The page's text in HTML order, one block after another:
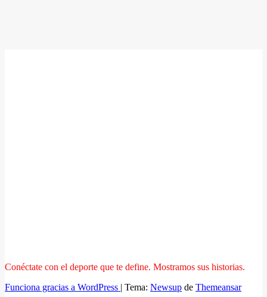
Conéctate con el deporte que te define. Mostramos sus historias.
Funciona gracias a WordPress
Tema: Newsup de Themeansar